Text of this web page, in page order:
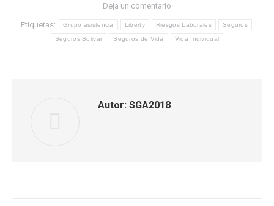
Deja un comentario
Etiquetas: Grupo asistencia Liberty Riesgos Laborales Seguros
Seguros Bolivar Seguros de Vida Vida Individual
Autor: SGA2018